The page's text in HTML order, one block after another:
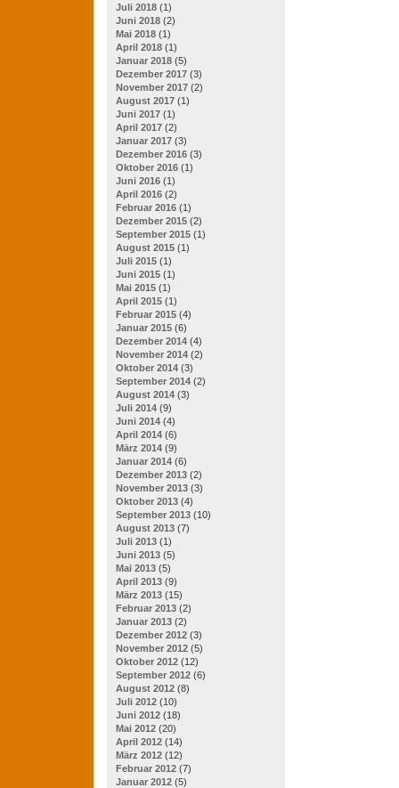
Juli 2018 (1)
Juni 2018 (2)
Mai 2018 (1)
April 2018 (1)
Januar 2018 (5)
Dezember 2017 (3)
November 2017 (2)
August 2017 (1)
Juni 2017 (1)
April 2017 (2)
Januar 2017 (3)
Dezember 2016 (3)
Oktober 2016 (1)
Juni 2016 (1)
April 2016 (2)
Februar 2016 (1)
Dezember 2015 (2)
September 2015 (1)
August 2015 (1)
Juli 2015 (1)
Juni 2015 (1)
Mai 2015 (1)
April 2015 (1)
Februar 2015 (4)
Januar 2015 (6)
Dezember 2014 (4)
November 2014 (2)
Oktober 2014 (3)
September 2014 (2)
August 2014 (3)
Juli 2014 (9)
Juni 2014 (4)
April 2014 (6)
März 2014 (9)
Januar 2014 (6)
Dezember 2013 (2)
November 2013 (3)
Oktober 2013 (4)
September 2013 (10)
August 2013 (7)
Juli 2013 (1)
Juni 2013 (5)
Mai 2013 (5)
April 2013 (9)
März 2013 (15)
Februar 2013 (2)
Januar 2013 (2)
Dezember 2012 (3)
November 2012 (5)
Oktober 2012 (12)
September 2012 (6)
August 2012 (8)
Juli 2012 (10)
Juni 2012 (18)
Mai 2012 (20)
April 2012 (14)
März 2012 (12)
Februar 2012 (7)
Januar 2012 (5)